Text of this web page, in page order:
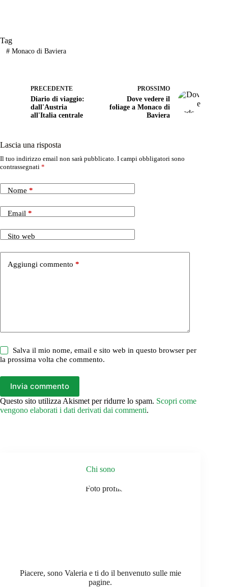
pp
Tag
#Monaco di Baviera
PRECEDENTE
Diario di viaggio:
dall'Austria
all'Italia centrale
PROSSIMO
Dove vedere il
foliage a Monaco di
Baviera
Lascia una risposta
Il tuo indirizzo email non sarà pubblicato. I campi obbligatori sono
contrassegnati *
Nome *
Email *
Sito web
Aggiungi commento *
Salva il mio nome, email e sito web in questo browser per
la prossima volta che commento.
Invia commento
Questo sito utilizza Akismet per ridurre lo spam. Scopri come
vengono elaborati i dati derivati dai commenti.
Chi sono
Piacere, sono Valeria e ti do il benvenuto sulle mie
pagine.